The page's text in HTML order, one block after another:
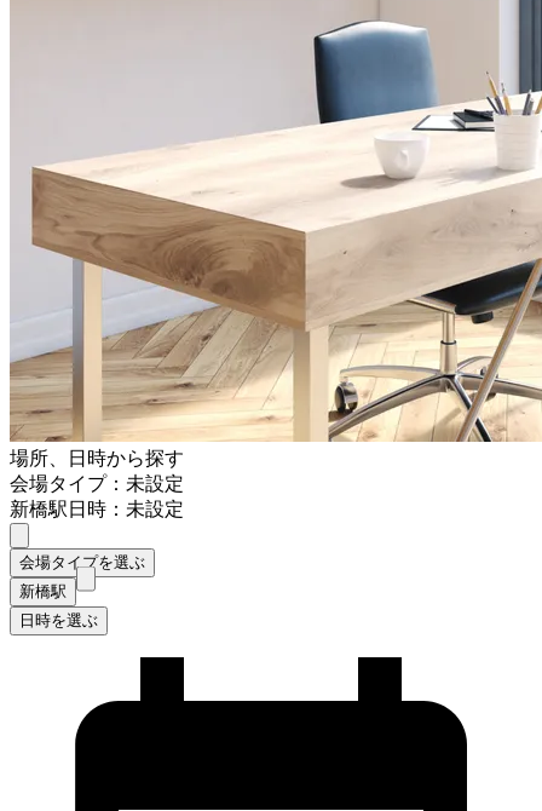
場所、日時から探す
会場タイプ：未設定
新橋駅日時：未設定
会場タイプを選ぶ
新橋駅
日時を選ぶ